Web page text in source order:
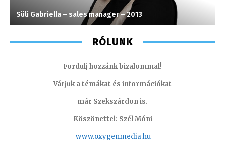
Süli Gabriella – sales manager – 2013
RÓLUNK
Fordulj hozzánk bizalommal!
Várjuk a témákat és információkat
már Szekszárdon is.
Köszönettel: Szél Móni
www.oxygenmedia.hu